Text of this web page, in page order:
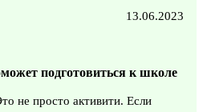
13.06.2023
подготовиться к школе
не просто активити. Если